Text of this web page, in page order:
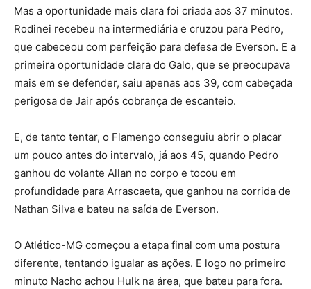
Mas a oportunidade mais clara foi criada aos 37 minutos.
Rodinei recebeu na intermediária e cruzou para Pedro,
que cabeceou com perfeição para defesa de Everson. E a
primeira oportunidade clara do Galo, que se preocupava
mais em se defender, saiu apenas aos 39, com cabeçada
perigosa de Jair após cobrança de escanteio.
E, de tanto tentar, o Flamengo conseguiu abrir o placar
um pouco antes do intervalo, já aos 45, quando Pedro
ganhou do volante Allan no corpo e tocou em
profundidade para Arrascaeta, que ganhou na corrida de
Nathan Silva e bateu na saída de Everson.
O Atlético-MG começou a etapa final com uma postura
diferente, tentando igualar as ações. E logo no primeiro
minuto Nacho achou Hulk na área, que bateu para fora.